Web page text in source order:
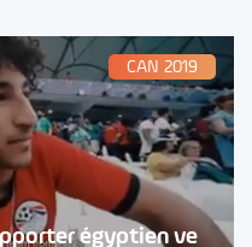
CAN 2019
égyptien ve